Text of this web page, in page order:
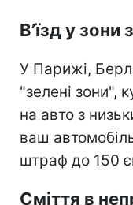
В’їзд у
У Парижі,
"зелені зони",
на авто з
ваш
штраф до 150
Сміття в